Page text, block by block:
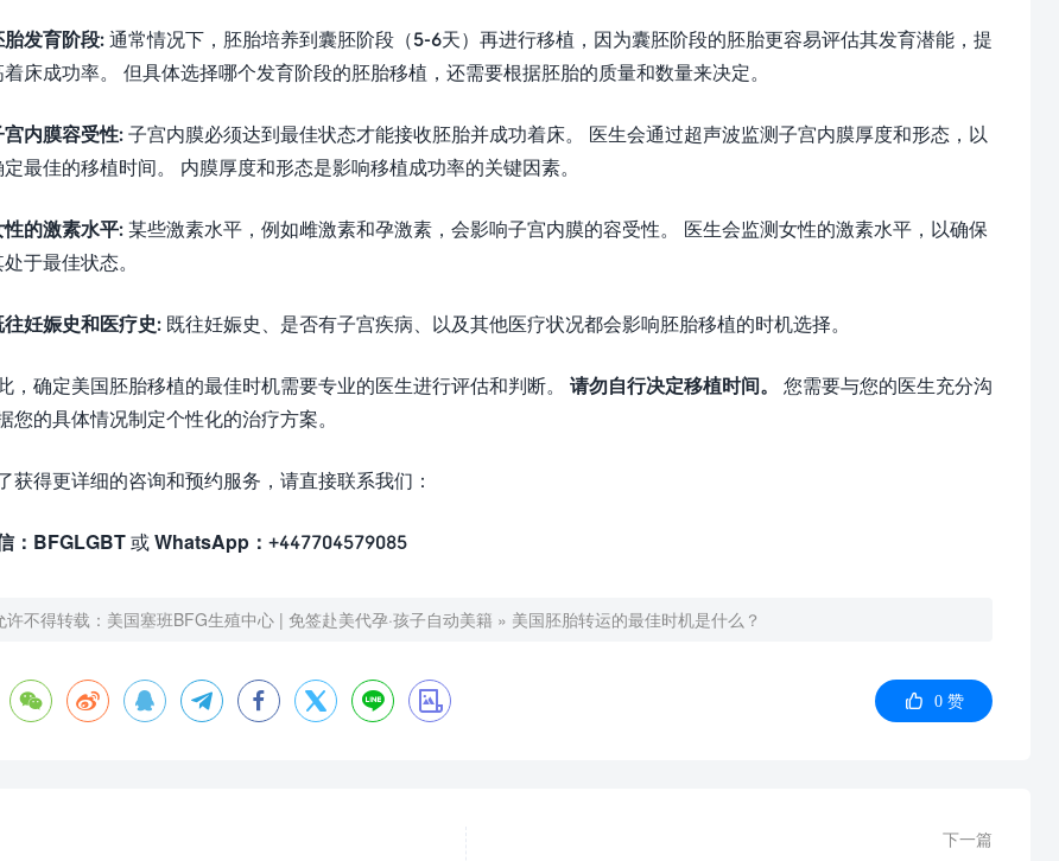
胎发育阶段: 通常情况下，胚胎培养到囊胚阶段（5-6天）再进行移植，因为囊胚阶段的胚胎更容易评估其发育潜能，提
着床成功率。 但具体选择哪个发育阶段的胚胎移植，还需要根据胚胎的质量和数量来决定。
宫内膜容受性: 子宫内膜必须达到最佳状态才能接收胚胎并成功着床。 医生会通过超声波监测子宫内膜厚度和形态，以
定最佳的移植时间。 内膜厚度和形态是影响移植成功率的关键因素。
性的激素水平: 某些激素水平，例如雌激素和孕激素，会影响子宫内膜的容受性。 医生会监测女性的激素水平，以确保
于最佳状态。
往妊娠史和医疗史: 既往妊娠史、是否有子宫疾病、以及其他医疗状况都会影响胚胎移植的时机选择。
，确定美国胚胎移植的最佳时机需要专业的医生进行评估和判断。 请勿自行决定移植时间。
您需要与您的医生充分沟
您的具体情况制定个性化的治疗方案。
获得更详细的咨询和预约服务，请直接联系我们：
：BFGLGBT 或 WhatsApp：+447704579085
许不得转载： 美国塞班BFG生殖中心 | 免签赴美代孕·孩子自动美籍 » 美国胚胎转运的最佳时机是什么？
         0 赞
下一篇